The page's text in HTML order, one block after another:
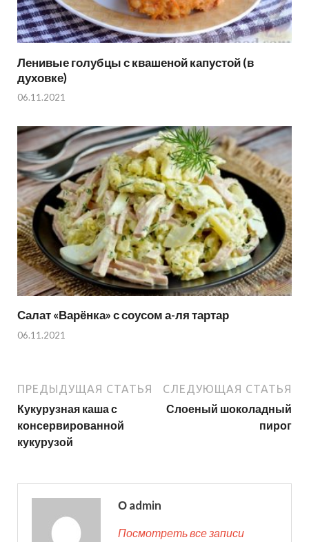
Ленивые голубцы с квашеной капустой (в
духовке)
06.11.2021
Салат «Варёнка» с соусом а-ля тартар
06.11.2021
ПРЕДЫДУЩАЯ СТАТЬЯ
Кукурузная каша с
консервированной
кукурузой
СЛЕДУЮЩАЯ СТАТЬЯ
Слоеный шоколадный
пирог
О admin
Посмотреть все записи